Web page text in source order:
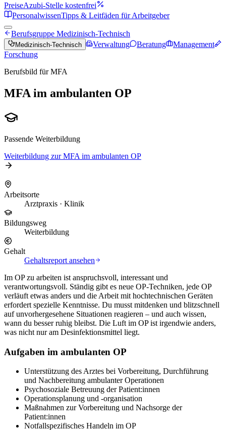
PreiseAzubi-Stelle kostenfrei
PersonalwissenTipps & Leitfäden für Arbeitgeber
Berufsgruppe Medizinisch-Technisch
Medizinisch-Technisch Verwaltung Beratung
Management
Forschung
Berufsbild für MFA
MFA im ambulanten OP
Passende Weiterbildung
Weiterbildung zurMFA im ambulanten OP
Arbeitsorte
Arztpraxis · Klinik
Bildungsweg
Weiterbildung
Gehalt
Gehaltsreport ansehen
Im OP zu arbeiten ist anspruchsvoll, interessant und
verantwortungsvoll. Ständig gibt es neue OP-Techniken, jede OP
verläuft etwas anders und die Arbeit mit hochtechnischen Geräten
erfordert spezielle Kenntnisse. Du musst mitdenken und blitzschnell
auf unvorhergesehene Situationen reagieren – und auch wissen,
wann du besser ruhig bleibst. Die Luft im OP ist irgendwie anders,
was nicht nur am Desinfektionsmittel liegt.
Aufgaben im ambulanten OP
Unterstützung des Arztes bei Vorbereitung, Durchführung
und Nachbereitung ambulanter Operationen
Psychosoziale Betreuung der Patient:innen
Operationsplanung und -organisation
Maßnahmen zur Vorbereitung und Nachsorge der
Patient:innen
Notfallspezifisches Handeln im OP